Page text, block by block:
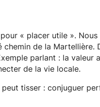
« placer utile ».
chemin de la Martellière.
parlant : la valeur
de la vie locale.
peut tisser : conjuguer